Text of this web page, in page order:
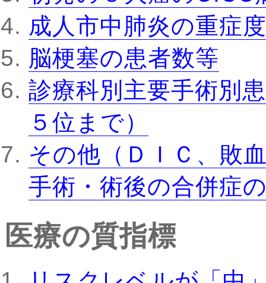
成人市中肺炎の重症
脳梗塞の患者数等
診療科別主要手術別
５位まで）
その他（ＤＩＣ、敗
手術・術後の合併症
医療の質指標